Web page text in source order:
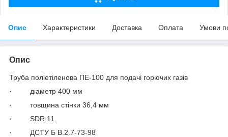
Опис Характеристики Доставка Оплата Умови
Опис
Труба поліетіленова ПЕ-100 для подачі горючих газів
· діаметр 400 мм
· товщина стінки 36,4 мм
· SDR 11
· ДСТУ Б В.2.7-73-98